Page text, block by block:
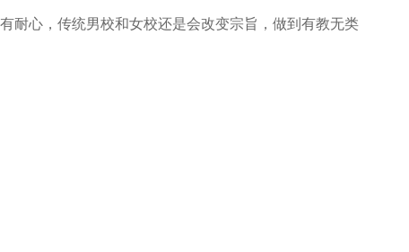
心，传统男校和女校还是会改变宗旨，做到有教无类